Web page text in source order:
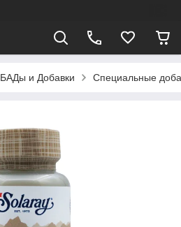
БАДы и Добавки Специальные